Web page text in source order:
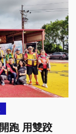
跑 用雙跤